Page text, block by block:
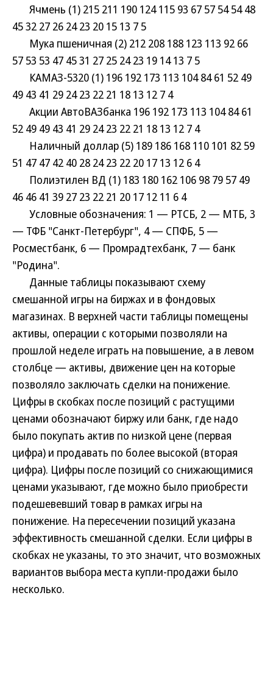
Ячмень (1) 215 211 190 124 115 93 67 57 54 54 48
45 32 27 26 24 23 20 15 13 7 5
Мука пшеничная (2) 212 208 188 123 113 92 66
57 53 53 47 45 31 27 25 24 23 19 14 13 7 5
КАМАЗ-5320 (1) 196 192 173 113 104 84 61 52 49
49 43 41 29 24 23 22 21 18 13 12 7 4
Акции АвтоВАЗбанка 196 192 173 113 104 84 61
52 49 49 43 41 29 24 23 22 21 18 13 12 7 4
Наличный доллар (5) 189 186 168 110 101 82 59
51 47 47 42 40 28 24 23 22 20 17 13 12 6 4
Полиэтилен ВД (1) 183 180 162 106 98 79 57 49
46 46 41 39 27 23 22 21 20 17 12 11 6 4
Условные обозначения: 1 — РТСБ, 2 — МТБ, 3
— ТФБ "Санкт-Петербург", 4 — СПФБ, 5 —
Росместбанк, 6 — Промрадтехбанк, 7 — банк
"Родина".
Данные таблицы показывают схему
смешанной игры на биржах и в фондовых
магазинах. В верхней части таблицы помещены
активы, операции с которыми позволяли на
прошлой неделе играть на повышение, а в левом
столбце — активы, движение цен на которые
позволяло заключать сделки на понижение.
Цифры в скобках после позиций с растущими
ценами обозначают биржу или банк, где надо
было покупать актив по низкой цене (первая
цифра) и продавать по более высокой (вторая
цифра). Цифры после позиций со снижающимися
ценами указывают, где можно было приобрести
подешевевший товар в рамках игры на
понижение. На пересечении позиций указана
эффективность смешанной сделки. Если цифры в
скобках не указаны, то это значит, что возможных
вариантов выбора места купли-продажи было
несколько.